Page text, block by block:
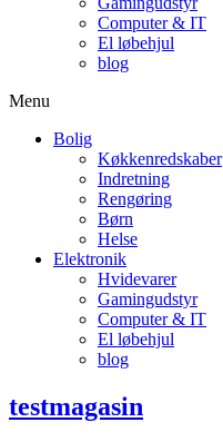
Computer & IT
El løbehjul
blog
Menu
Bolig
Køkkenredskaber
Indretning
Rengøring
Børn
Helse
Elektronik
Hvidevarer
Gamingudstyr
Computer & IT
El løbehjul
blog
testmagasin